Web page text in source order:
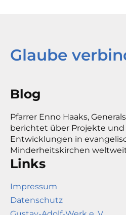
Glaube
Blog
Pfarrer Enno Haaks,
berichtet über Projekte
Entwicklungen in
Minderheitskirchen
Links
Impressum
Datenschutz